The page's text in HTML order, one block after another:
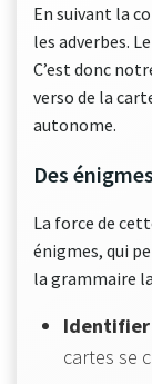
En suivant la
les adverbes.
C’est donc
verso de la
autonome.
Des
La force de
énigmes, qui
la grammaire
Identifier
cartes se